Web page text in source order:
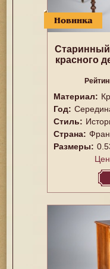
Новинка
красного
Материал:
Год:
Стиль:
Страна:
Размеры: